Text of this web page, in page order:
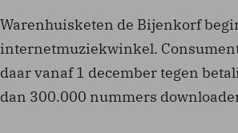
Warenhuisketen de Bijenkorf
internetmuziekwinkel.
daar vanaf 1 december tegen
dan 300.000 nummers